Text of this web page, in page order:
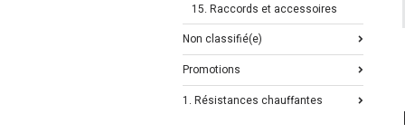
15. Raccords et accessoires
Non classifié(e)
Promotions
1. Résistances chauffantes